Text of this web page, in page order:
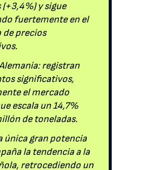
y sigue
fuertemente en el
de precios
registran
significativos,
el mercado
escala un 14,7%
de toneladas.
única gran potencia
la tendencia a la
retrocediendo un